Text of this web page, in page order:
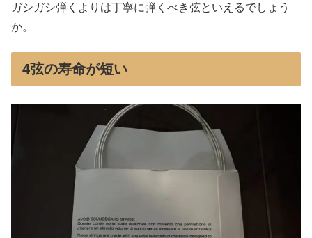
ガシガシ弾くよりは丁寧に弾くべき弦といえるでしょう
か。
4弦の寿命が短い